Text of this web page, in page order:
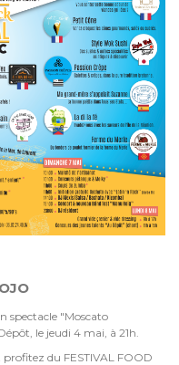
spectacle "Moscato
le jeudi 4 mai, à 21h.
du FESTIVAL FOOD